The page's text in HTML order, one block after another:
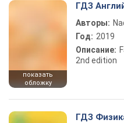
показать
обложку
ГДЗ
Авторы:
Год: 2019
Описание:
2nd edition
ГДЗ